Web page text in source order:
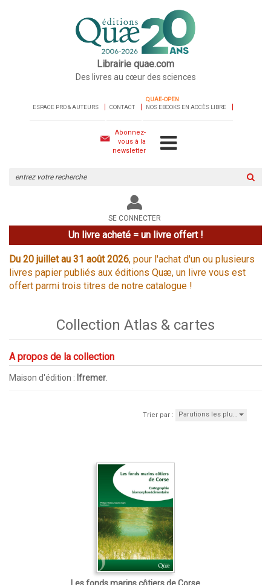
Librairie quae.com
Des livres au cœur des sciences
ESPACE PRO & AUTEURS CONTACT
QUAE-OPEN
NOS EBOOKS EN ACCÈS LIBRE
Abonnez-
vous à la
newsletter
le
site
SE CONNECTER
Un livre acheté = un livre offert !
Du 20 juillet au 31 août 2026, pour l'achat d'un ou plusieurs
livres papier publiés aux éditions Quæ, un livre vous est
offert parmi trois titres de notre catalogue !
Collection Atlas & cartes
A propos de la collection
Maison d'édition : Ifremer
Trier par : Parutions les plu…